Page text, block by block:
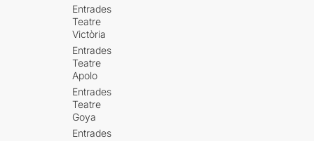
Entrades
Teatre
Victòria
Entrades
Teatre
Apolo
Entrades
Teatre
Goya
Entrades